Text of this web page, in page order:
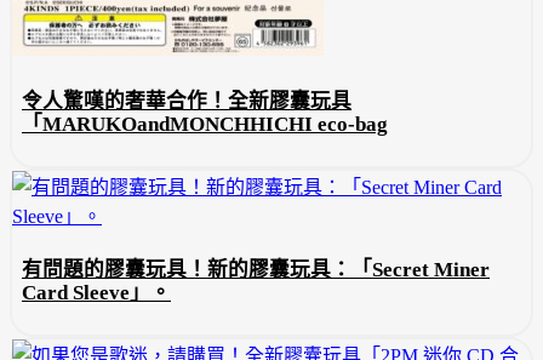
令人驚嘆的奢華合作！全新膠囊玩具
「MARUKOandMONCHHICHI eco-bag
有問題的膠囊玩具！新的膠囊玩具：「Secret Miner
Card Sleeve」。